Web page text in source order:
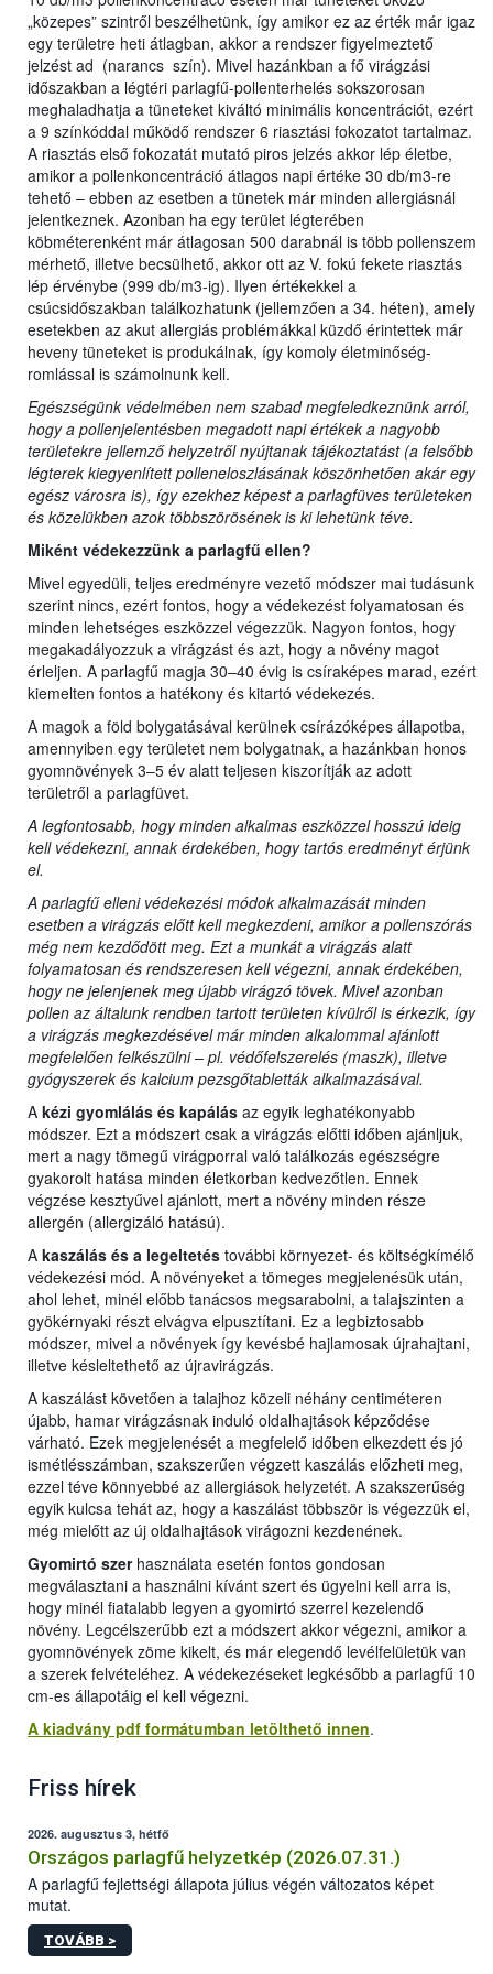
„közepes” szintről beszélhetünk, így amikor ez az érték már igaz
egy területre heti átlagban, akkor a rendszer figyelmeztető
jelzést ad (narancs szín). Mivel hazánkban a fő virágzási
időszakban a légtéri parlagfű-pollenterhelés sokszorosan
meghaladhatja a tüneteket kiváltó minimális koncentrációt, ezért
a 9 színkóddal működő rendszer 6 riasztási fokozatot tartalmaz.
A riasztás első fokozatát mutató piros jelzés akkor lép életbe,
amikor a pollenkoncentráció átlagos napi értéke 30 db/m3-re
tehető – ebben az esetben a tünetek már minden allergiásnál
jelentkeznek. Azonban ha egy terület légterében
köbméterenként már átlagosan 500 darabnál is több pollenszem
mérhető, illetve becsülhető, akkor ott az V. fokú fekete riasztás
lép érvénybe (999 db/m3-ig). Ilyen értékekkel a
csúcsidőszakban találkozhatunk (jellemzően a 34. héten), amely
esetekben az akut allergiás problémákkal küzdő érintettek már
heveny tüneteket is produkálnak, így komoly életminőség-
romlással is számolnunk kell.
Egészségünk védelmében nem szabad megfeledkeznünk arról,
hogy a pollenjelentésben megadott napi értékek a nagyobb
területekre jellemző helyzetről nyújtanak tájékoztatást (a felsőbb
légterek kiegyenlített polleneloszlásának köszönhetően akár egy
egész városra is), így ezekhez képest a parlagfüves területeken
és közelükben azok többszörösének is ki lehetünk téve.
Miként védekezzünk a parlagfű ellen?
Mivel egyedüli, teljes eredményre vezető módszer mai tudásunk
szerint nincs, ezért fontos, hogy a védekezést folyamatosan és
minden lehetséges eszközzel végezzük. Nagyon fontos, hogy
megakadályozzuk a virágzást és azt, hogy a növény magot
érleljen. A parlagfű magja 30–40 évig is csíraképes marad, ezért
kiemelten fontos a hatékony és kitartó védekezés.
A magok a föld bolygatásával kerülnek csírázóképes állapotba,
amennyiben egy területet nem bolygatnak, a hazánkban honos
gyomnövények 3–5 év alatt teljesen kiszorítják az adott
területről a parlagfüvet.
A legfontosabb, hogy minden alkalmas eszközzel hosszú ideig
kell védekezni, annak érdekében, hogy tartós eredményt érjünk
el.
A parlagfű elleni védekezési módok alkalmazását minden
esetben a virágzás előtt kell megkezdeni, amikor a pollenszórás
még nem kezdődött meg. Ezt a munkát a virágzás alatt
folyamatosan és rendszeresen kell végezni, annak érdekében,
hogy ne jelenjenek meg újabb virágzó tövek. Mivel azonban
pollen az általunk rendben tartott területen kívülről is érkezik, így
a virágzás megkezdésével már minden alkalommal ajánlott
megfelelően felkészülni – pl. védőfelszerelés (maszk), illetve
gyógyszerek és kalcium pezsgőtabletták alkalmazásával.
A kézi gyomlálás és kapálás az egyik leghatékonyabb
módszer. Ezt a módszert csak a virágzás előtti időben ajánljuk,
mert a nagy tömegű virágporral való találkozás egészségre
gyakorolt hatása minden életkorban kedvezőtlen. Ennek
végzése kesztyűvel ajánlott, mert a növény minden része
allergén (allergizáló hatású).
A kaszálás és a legeltetés további környezet- és költségkímélő
védekezési mód. A növényeket a tömeges megjelenésük után,
ahol lehet, minél előbb tanácsos megsarabolni, a talajszinten a
gyökérnyaki részt elvágva elpusztítani. Ez a legbiztosabb
módszer, mivel a növények így kevésbé hajlamosak újrahajtani,
illetve késleltethető az újravirágzás.
A kaszálást követően a talajhoz közeli néhány centiméteren
újabb, hamar virágzásnak induló oldalhajtások képződése
várható. Ezek megjelenését a megfelelő időben elkezdett és jó
ismétlésszámban, szakszerűen végzett kaszálás előzheti meg,
ezzel téve könnyebbé az allergiások helyzetét. A szakszerűség
egyik kulcsa tehát az, hogy a kaszálást többször is végezzük el,
még mielőtt az új oldalhajtások virágozni kezdenének.
Gyomirtó szer használata esetén fontos gondosan
megválasztani a használni kívánt szert és ügyelni kell arra is,
hogy minél fiatalabb legyen a gyomirtó szerrel kezelendő
növény. Legcélszerűbb ezt a módszert akkor végezni, amikor a
gyomnövények zöme kikelt, és már elegendő levélfelületük van
a szerek felvételéhez. A védekezéseket legkésőbb a parlagfű 10
cm-es állapotáig el kell végezni.
A kiadvány pdf formátumban letölthető innen.
Friss hírek
2026. augusztus 3, hétfő
Országos parlagfű helyzetkép (2026.07.31.)
A parlagfű fejlettségi állapota július végén változatos képet
mutat.
TOVÁBB >